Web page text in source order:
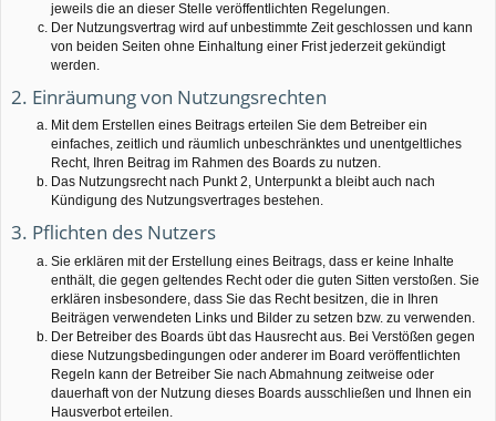
jeweils die an dieser Stelle veröffentlichten Regelungen.
Der Nutzungsvertrag wird auf unbestimmte Zeit geschlossen und kann
von beiden Seiten ohne Einhaltung einer Frist jederzeit gekündigt
werden.
2. Einräumung von Nutzungsrechten
Mit dem Erstellen eines Beitrags erteilen Sie dem Betreiber ein
einfaches, zeitlich und räumlich unbeschränktes und unentgeltliches
Recht, Ihren Beitrag im Rahmen des Boards zu nutzen.
Das Nutzungsrecht nach Punkt 2, Unterpunkt a bleibt auch nach
Kündigung des Nutzungsvertrages bestehen.
3. Pflichten des Nutzers
Sie erklären mit der Erstellung eines Beitrags, dass er keine Inhalte
enthält, die gegen geltendes Recht oder die guten Sitten verstoßen. Sie
erklären insbesondere, dass Sie das Recht besitzen, die in Ihren
Beiträgen verwendeten Links und Bilder zu setzen bzw. zu verwenden.
Der Betreiber des Boards übt das Hausrecht aus. Bei Verstößen gegen
diese Nutzungsbedingungen oder anderer im Board veröffentlichten
Regeln kann der Betreiber Sie nach Abmahnung zeitweise oder
dauerhaft von der Nutzung dieses Boards ausschließen und Ihnen ein
Hausverbot erteilen.